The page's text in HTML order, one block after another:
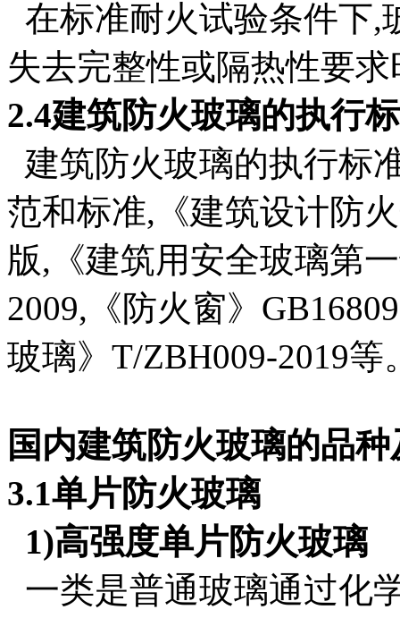
在标准耐火试验条件下,
失去完整性或隔热性要
2.4建筑防火玻璃的执行
建筑防火玻璃的执行标
范和标准,《建筑设计防
版,《建筑用安全玻璃第
2009,《防火窗》
玻璃》T/ZBH009-2019等
国内建筑防火玻璃的品
3.1单片防火玻璃
1)高强度单片防火玻璃
一类是普通玻璃通过化